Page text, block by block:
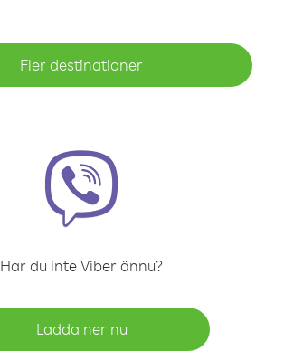
Fler destinationer
Har du inte Viber ännu?
Ladda ner nu